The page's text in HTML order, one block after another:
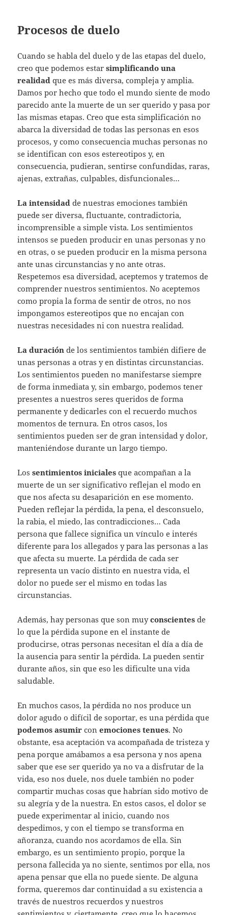
Procesos de duelo
Cuando se habla del duelo y de las etapas del duelo,
creo que podemos estarsimplificando una
realidad que es más diversa, compleja y amplia.
Damos por hecho que todo el mundo siente de modo
parecido ante la muerte de un ser querido y pasa por
las mismas etapas. Creo que esta simplificación no
abarca la diversidad de todas las personas en esos
procesos, y como consecuencia muchas personas no
se identifican con esos estereotipos y, en
consecuencia, pudieran, sentirse confundidas, raras,
ajenas, extrañas, culpables, disfuncionales…
La intensidad de nuestras emociones también
puede ser diversa, fluctuante, contradictoria,
incomprensible a simple vista. Los sentimientos
intensos se pueden producir en unas personas y no
en otras, o se pueden producir en la misma persona
ante unas circunstancias y no ante otras.
Respetemos esa diversidad, aceptemos y tratemos de
comprender nuestros sentimientos. No aceptemos
como propia la forma de sentir de otros, no nos
impongamos estereotipos que no encajan con
nuestras necesidades ni con nuestra realidad.
La duración de los sentimientos también difiere de
unas personas a otras y en distintas circunstancias.
Los sentimientos pueden no manifestarse siempre
de forma inmediata y, sin embargo, podemos tener
presentes a nuestros seres queridos de forma
permanente y dedicarles con el recuerdo muchos
momentos de ternura. En otros casos, los
sentimientos pueden ser de gran intensidad y dolor,
manteniéndose durante un largo tiempo.
Lossentimientos iniciales que acompañan a la
muerte de un ser significativo reflejan el modo en
que nos afecta su desaparición en ese momento.
Pueden reflejar la pérdida, la pena, el desconsuelo,
la rabia, el miedo, las contradicciones… Cada
persona que fallece significa un vínculo e interés
diferente para los allegados y para las personas a las
que afecta su muerte. La pérdida de cada ser
representa un vacío distinto en nuestra vida, el
dolor no puede ser el mismo en todas las
circunstancias.
Además, hay personas que son muyconscientesde
lo que la pérdida supone en el instante de
producirse, otras personas necesitan el día a día de
la ausencia para sentir la pérdida. La pueden sentir
durante años, sin que eso les dificulte una vida
saludable.
En muchos casos, la pérdida no nos produce un
dolor agudo o difícil de soportar, es una pérdida que
podemos asumirconemociones tenues. No
obstante, esa aceptación va acompañada de tristeza y
pena porque amábamos a esa persona y nos apena
saber que ese ser querido ya no va a disfrutar de la
vida, eso nos duele, nos duele también no poder
compartir muchas cosas que habrían sido motivo de
su alegría y de la nuestra. En estos casos, el dolor se
puede experimentar al inicio, cuando nos
despedimos, y con el tiempo se transforma en
añoranza, cuando nos acordamos de ella. Sin
embargo, es un sentimiento propio, porque la
persona fallecida ya no siente, sentimos por ella, nos
apena pensar que ella no puede siente. De alguna
forma, queremos dar continuidad a su existencia a
través de nuestros recuerdos y nuestros